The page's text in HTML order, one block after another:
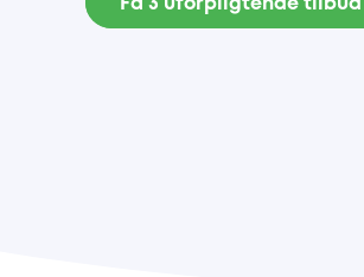
Få 3 uforpligtende